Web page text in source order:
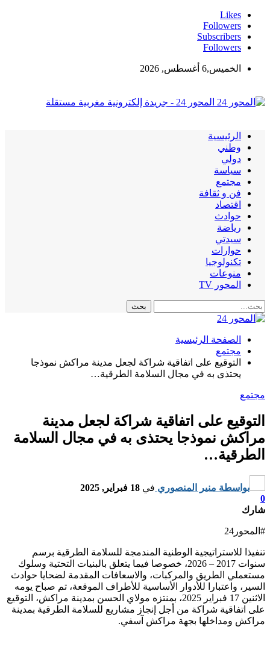
Likes
Followers
Subscribers
Followers
الخميس,6 أغسطس, 2026
المحور 24 - جريدة إلكترونية مغربية مستقلة
الرئيسية
وطني
دولي
سياسة
مجتمع
فن و ثقافة
اقتصاد
حوادث
رياضة
سيدتي
حوارات
تكنولوجيا
منوعات
المحور TV
الصفحة الرئيسية
مجتمع
التوقيع على اتفاقية شراكة لجعل مدينة مراكش نموذجا
يحتذى به في مجال السلامة الطرقية…
مجتمع
التوقيع على اتفاقية شراكة لجعل مدينة
مراكش نموذجا يحتذى به في مجال السلامة
الطرقية…
بواسطة منير المنصوري في 18 فبراير, 2025
0
شارك
#المحور24
تنفيذا للاستراتيجية الوطنية المندمجة للسلامة الطرقية برسم
سنوات 2017 – 2026، خصوصا فيما يتعلق بالبنيات التحتية وسلوك
مستعملي الطريق والمركبات، والاسعافات المقدمة لضحايا حوادث
السير، واعتبارا للأدوار الأساسية للأطراف الموقعة، تم صباح يومه
الاثنين 17 فبراير 2025، بمنتزه مولاي الحسن بمدينة مراكش، التوقيع
على اتفاقية شراكة من أجل إنجاز مشاريع للسلامة الطرقية بمدينة
مراكش ومداخلها بجهة مراكش آسفي.